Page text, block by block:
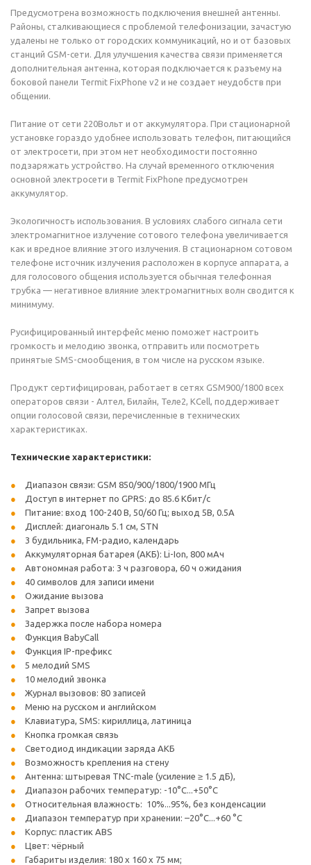
Предусмотрена возможность подключения внешней антенны.
Районы, сталкивающиеся с проблемой телефонизации, зачастую
удалены не только от городских коммуникаций, но и от базовых
станций GSM-сети. Для улучшения качества связи применяется
дополнительная антенна, которая подключается к разъему на
боковой панели Termit FixPhone v2 и не создает неудобств при
общении.
Питание от сети 220Вольт и от аккумулятора. При стационарной
установке гораздо удобнее использовать телефон, питающийся
от электросети, при этом нет необходимости постоянно
подзаряжать устройство. На случай временного отключения
основной электросети в Termit FixPhone предусмотрен
аккумулятор.
Экологичность использования. В условиях слабого сигнала сети
электромагнитное излучение сотового телефона увеличивается
как и вредное влияние этого излучения. В стационарном сотовом
телефоне источник излучения расположен в корпусе аппарата, а
для голосового общения используется обычная телефонная
трубка — негативное влияние электромагнитных волн сводится к
минимуму.
Русифицированный интерфейс меню поможет настроить
громкость и мелодию звонка, отправить или посмотреть
принятые SMS-смообщения, в том числе на русском языке.
Продукт сертифицирован, работает в сетях GSM900/1800 всех
операторов связи - Алтел, Билайн, Теле2, KCell, поддерживает
опции голосовой связи, перечисленные в технических
характеристиках.
Технические характеристики:
Диапазон связи: GSM 850/900/1800/1900 МГц
Доступ в интернет по GPRS: до 85.6 Кбит/с
Питание: вход 100-240 В, 50/60 Гц; выход 5В, 0.5А
Дисплей: диагональ 5.1 см, STN
3 будильника, FM-радио, календарь
Аккумуляторная батарея (АКБ): Li-Ion, 800 мАч
Автономная работа: 3 ч разговора, 60 ч ожидания
40 символов для записи имени
Ожидание вызова
Запрет вызова
Задержка после набора номера
Функция BabyCall
Функция IP-префикс
5 мелодий SMS
10 мелодий звонка
Журнал вызовов: 80 записей
Меню на русском и английском
Клавиатура, SMS: кириллица, латиница
Кнопка громкая связь
Светодиод индикации заряда АКБ
Возможность крепления на стену
Антенна: штыревая TNC-male (усиление ≥ 1.5 дБ),
Диапазон рабочих температур: -10°C...+50°C
Относительная влажность: 10%...95%, без конденсации
Диапазон температур при хранении: –20°C...+60 °C
Корпус: пластик ABS
Цвет: чёрный
Габариты изделия: 180 x 160 x 75 мм;